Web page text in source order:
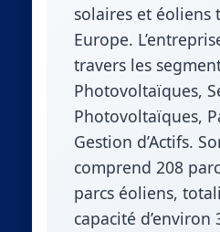
solaires et éoliens
Europe.
travers les
Photovoltaïques,
Photovoltaïques,
Gestion d’Actifs.
comprend 208
parcs éoliens,
capacité